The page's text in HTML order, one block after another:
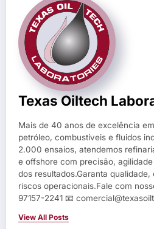
Texas Oiltech
Mais de 40 anos de excelência
petróleo, combustíveis e fluidos
2.000 ensaios, atendemos
e offshore com precisão,
dos resultados.Garanta
riscos operacionais.Fale com
97157-2241 📧
View All Posts